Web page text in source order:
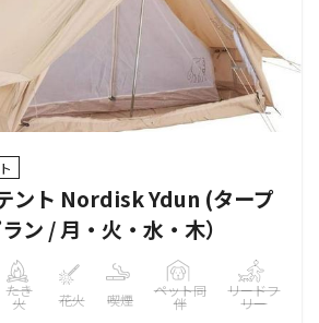
ント Nordisk Ydun (タープ
ン / 月・火・水・木）
たき
火 花火 喫煙
ペット同
伴
リードフ
リー